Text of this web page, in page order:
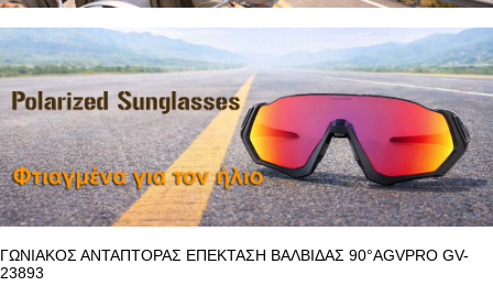
ΓΩΝΙΑΚΟΣ ΑΝΤΑΠΤΟΡΑΣ ΕΠΕΚΤΑΣΗ ΒΑΛΒΙΔΑΣ 90°AGVPRO GV-
23893